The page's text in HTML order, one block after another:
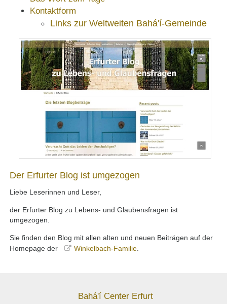
Kontaktform
Links zur Weltweiten Bahá'í-Gemeinde
Der Erfurter Blog ist umgezogen
Liebe Leserinnen und Leser,
der Erfurter Blog zu Lebens- und Glaubensfragen ist
umgezogen.
Sie finden den Blog mit allen alten und neuen Beiträgen auf der
Homepage der
Winkelbach-Familie
Bahá'í Center Erfurt